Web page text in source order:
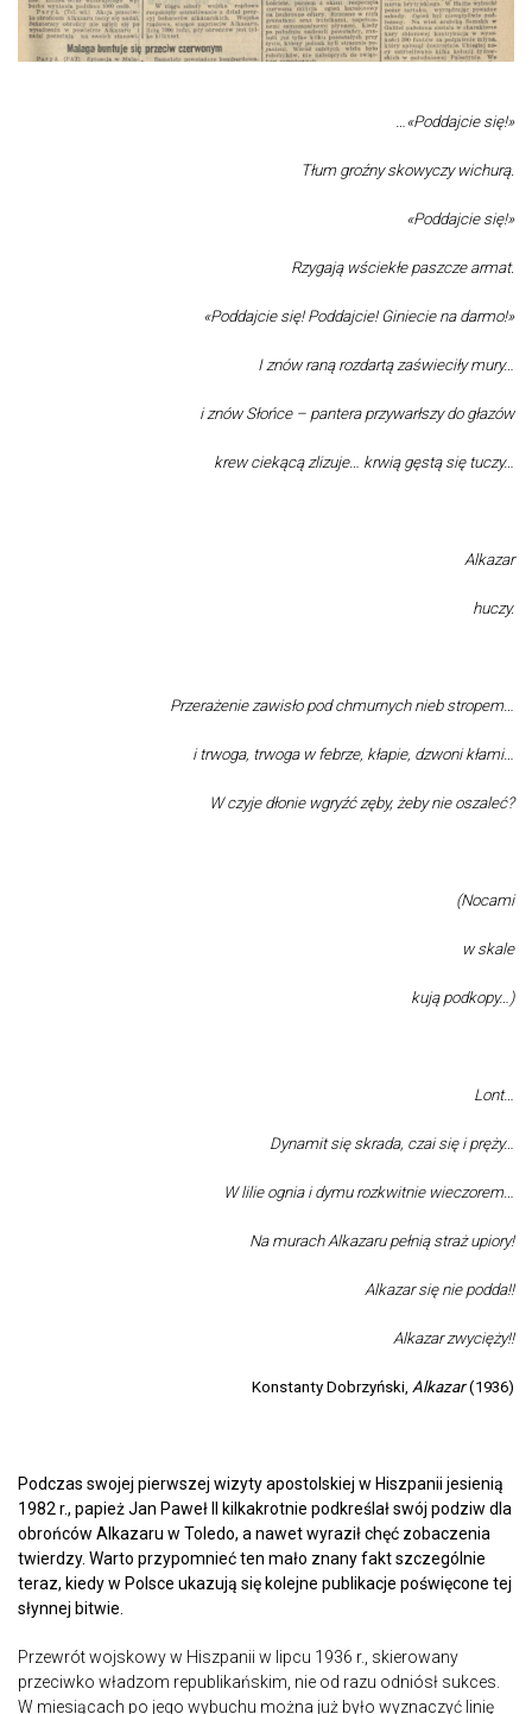
…«Poddajcie się!»
Tłum groźny skowyczy wichurą.
«Poddajcie się!»
Rzygają wściekłe paszcze armat.
«Poddajcie się! Poddajcie! Giniecie na darmo!»
I znów raną rozdartą zaświeciły mury…
i znów Słońce – pantera przywarłszy do głazów
krew ciekącą zlizuje… krwią gęstą się tuczy…
Alkazar
huczy.
Przerażenie zawisło pod chmurnych nieb stropem…
i trwoga, trwoga w febrze, kłapie, dzwoni kłami…
W czyje dłonie wgryźć zęby, żeby nie oszaleć?
(Nocami
w skale
kują podkopy…)
Lont…
Dynamit się skrada, czai się i pręży…
W lilie ognia i dymu rozkwitnie wieczorem…
Na murach Alkazaru pełnią straż upiory!
Alkazar się nie podda!!
Alkazar zwycięży!!
Konstanty Dobrzyński, Alkazar(1936)
Podczas swojej pierwszej wizyty apostolskiej w Hiszpanii jesienią
1982 r., papież Jan Paweł II kilkakrotnie podkreślał swój podziw dla
obrońców Alkazaru w Toledo, a nawet wyraził chęć zobaczenia
twierdzy. Warto przypomnieć ten mało znany fakt szczególnie
teraz, kiedy w Polsce ukazują się kolejne publikacje poświęcone tej
słynnej bitwie.
Przewrót wojskowy w Hiszpanii w lipcu 1936 r., skierowany
przeciwko władzom republikańskim, nie od razu odniósł sukces.
W miesiącach po jego wybuchu można już było wyznaczyć linię